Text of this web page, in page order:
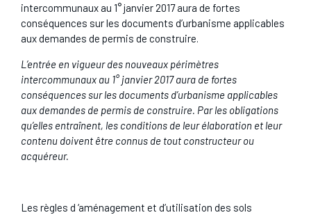
intercommunaux au 1° janvier 2017 aura de fortes
conséquences sur les documents d’urbanisme applicables
aux demandes de permis de construire.
L’entrée en vigueur des nouveaux périmètres
intercommunaux au 1° janvier 2017 aura de fortes
conséquences sur les documents d’urbanisme applicables
aux demandes de permis de construire. Par les obligations
qu’elles entraînent, les conditions de leur élaboration et leur
contenu doivent être connus de tout constructeur ou
acquéreur.
Les règles d ‘aménagement et d’utilisation des sols